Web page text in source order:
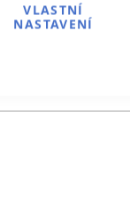
VLASTNÍ
NASTAVENÍ